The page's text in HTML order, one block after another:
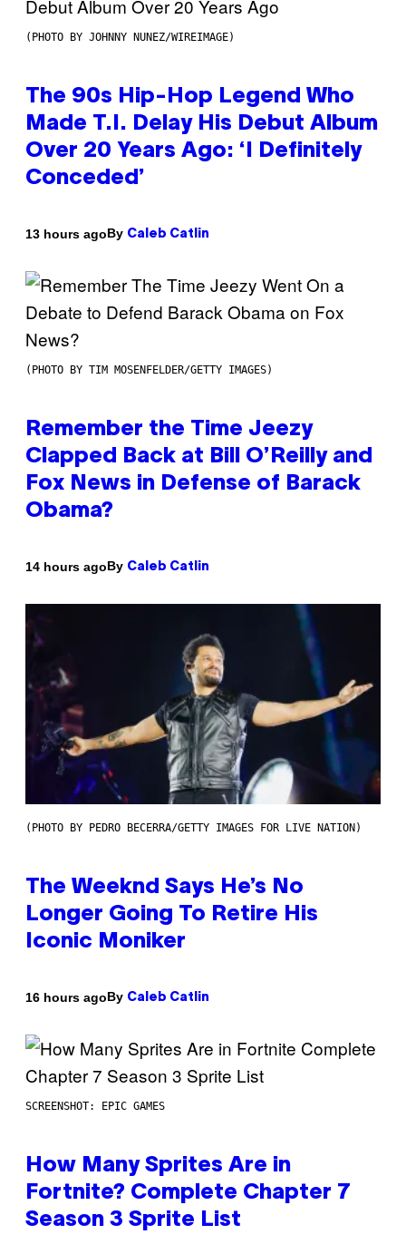
(PHOTO BY JOHNNY NUNEZ/WIREIMAGE)
The 90s Hip-Hop Legend Who
Made T.I. Delay His Debut Album
Over 20 Years Ago: ‘I Definitely
Conceded’
13 hours agoBy Caleb Catlin
(PHOTO BY TIM MOSENFELDER/GETTY IMAGES)
Remember the Time Jeezy
Clapped Back at Bill O’Reilly and
Fox News in Defense of Barack
Obama?
14 hours agoBy Caleb Catlin
(PHOTO BY PEDRO BECERRA/GETTY IMAGES FOR LIVE NATION)
The Weeknd Says He’s No
Longer Going To Retire His
Iconic Moniker
16 hours agoBy Caleb Catlin
SCREENSHOT: EPIC GAMES
How Many Sprites Are in
Fortnite? Complete Chapter 7
Season 3 Sprite List